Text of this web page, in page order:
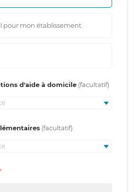
pour mon établissement
d'aide à domicile